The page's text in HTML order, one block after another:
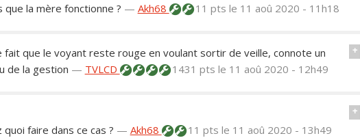
que la mère fonctionne ? — Akh68 11 pts le 11 aoû 2020 - 11h18
+
fait que le voyant reste rouge en voulant sortir de veille, connote un
de la gestion — TVLCD 1431 pts le 11 aoû 2020 - 12h49
+
faire dans ce cas ? — Akh68 11 pts le 11 aoû 2020 - 13h49